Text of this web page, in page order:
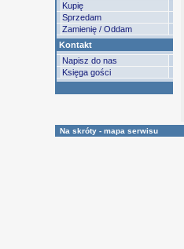
Kupię
Sprzedam
Zamienię / Oddam
Kontakt
Napisz do nas
Księga gości
Na skróty - mapa serwisu